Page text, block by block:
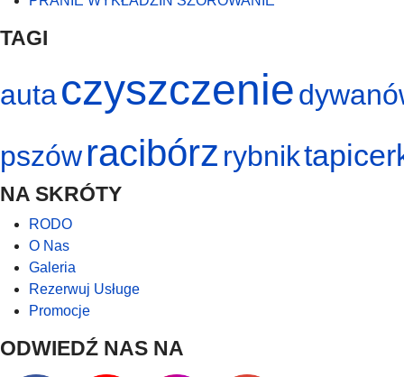
TAGI
autaczyszczenie
pszówracibórz rybnik
NA SKRÓTY
RODO
O Nas
Galeria
Rezerwuj Usługe
Promocje
ODWIEDŹ NAS NA